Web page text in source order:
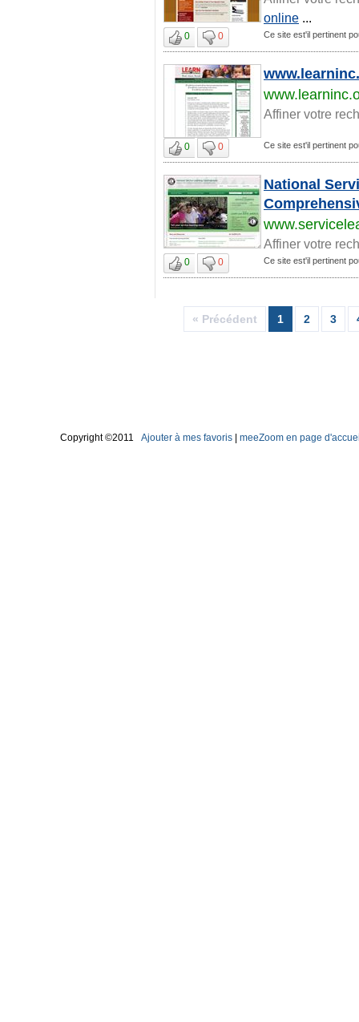
online ...
0 0 Ce site est'il pertinent
Affiner votre
0 0 Ce site est'il pertinent
National
Affiner votre
0 0 Ce site est'il pertinent
3
2
1
« Précédent
Copyright ©2011 Ajouter à mes favoris meeZoom en page